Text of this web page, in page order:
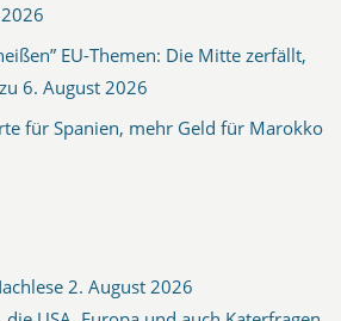
EU-Themen: Die Mitte zerfällt,
6. August 2026
für Spanien, mehr Geld für Marokko
2. August 2026